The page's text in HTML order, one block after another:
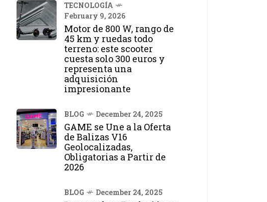
TECNOLOGÍA
February 9, 2026
Motor de 800 W, rango de
45 km y ruedas todo
terreno: este scooter
cuesta solo 300 euros y
representa una
adquisición
impresionante
BLOG December 24, 2025
GAME se Une a la Oferta
de Balizas V16
Geolocalizadas,
Obligatorias a Partir de
2026
BLOG December 24, 2025